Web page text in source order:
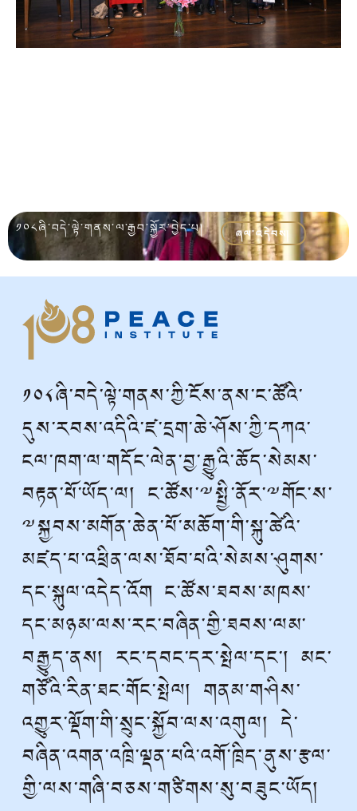
༡༠༨ཞི་བདེ་ལྟེ་གནས་ལ་རྒྱབ་སྐྱོར་བྱེད་པ། ཞལ་འདེབས།
༡༠༨ཞི་བདེ་ལྟེ་གནས་ཀྱི་ངོས་ནས་ང་ཚོའི་
དུས་རབས་འདིའི་ཛ་དྲག་ཆེ་ཤོས་ཀྱི་དཀའ་
ངལ་ཁག་ལ་གདོང་ལེན་བྱ་རྒྱུའི་ཆོད་སེམས་
བརྟན་པོ་ཡོད་ལ། ང་ཚོས་༸སྤྱི་ནོར་༸གོང་ས་
༸སྐྱབས་མགོན་ཆེན་པོ་མཆོག་གི་སྐུ་ཚེའི་
མཛད་པ་འཕྲིན་ལས་ཐོབ་པའི་སེམས་ཤུགས་
དང་སྐུལ་འདེད་འོག ང་ཚོས་ཐབས་མཁས་
དང་མཉམ་ལས་རང་བཞིན་གྱི་ཐབས་ལམ་
བརྒྱུད་ནས། རང་དབང་དར་སྤེལ་དང་། མང་
གཙོའི་རིན་ཐང་གོང་སྤེལ། གནམ་གཤིས་
འགྱུར་ལྡོག་གི་སྲུང་སྐྱོབ་ལས་འགུལ། དེ་
བཞིན་འགན་འཁྲི་ལྡན་པའི་འགོ་ཁྲིད་ནུས་རྩལ་
གྱི་ལས་གཞི་བཅས་གཙིགས་སུ་བཟུང་ཡོད།